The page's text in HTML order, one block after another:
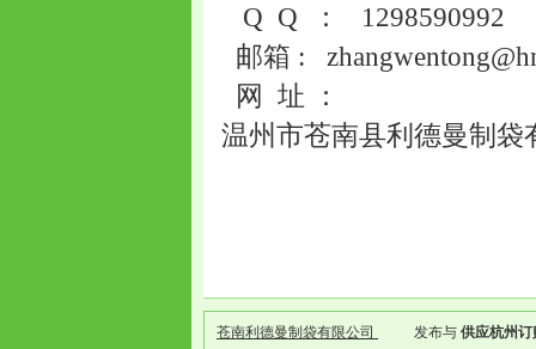
Q Q ： 1298590992
邮箱 :
网 址 ：
温州市苍南县利德曼制袋
苍南利德曼制袋有限公司 发布与 供应杭州